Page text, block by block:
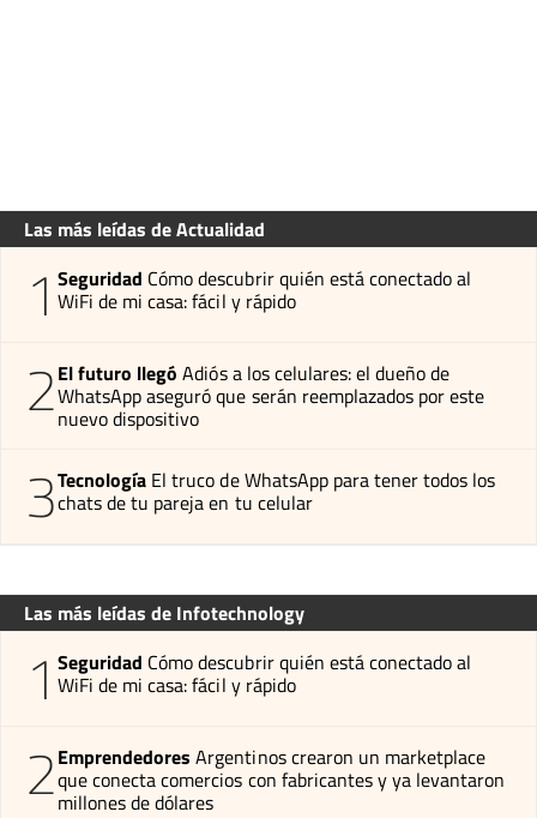
Las más leídas de Actualidad
1 Seguridad Cómo descubrir quién está conectado al
WiFi de mi casa: fácil y rápido
2El futuro llegó Adiós a los celulares: el dueño de
WhatsApp aseguró que serán reemplazados por este
nuevo dispositivo
3Tecnología El truco de WhatsApp para tener todos los
chats de tu pareja en tu celular
Las más leídas de Infotechnology
1 Seguridad Cómo descubrir quién está conectado al
WiFi de mi casa: fácil y rápido
2Emprendedores Argentinos crearon un marketplace
que conecta comercios con fabricantes y ya levantaron
millones de dólares